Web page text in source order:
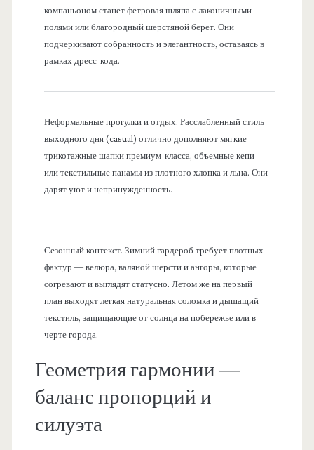
компаньоном станет фетровая шляпа с лаконичными
полями или благородный шерстяной берет. Они
подчеркивают собранность и элегантность, оставаясь в
рамках дресс-кода.
Неформальные прогулки и отдых. Расслабленный стиль
выходного дня (casual) отлично дополняют мягкие
трикотажные шапки премиум-класса, объемные кепи
или текстильные панамы из плотного хлопка и льна. Они
дарят уют и непринужденность.
Сезонный контекст. Зимний гардероб требует плотных
фактур — велюра, валяной шерсти и ангоры, которые
согревают и выглядят статусно. Летом же на первый
план выходят легкая натуральная соломка и дышащий
текстиль, защищающие от солнца на побережье или в
черте города.
Геометрия гармонии —
баланс пропорций и
силуэта